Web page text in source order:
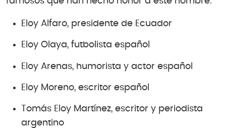
Eloy Alfaro, presidente de Ecuador
Eloy Olaya, futbolista español
Eloy Arenas, humorista y actor español
Eloy Moreno, escritor español
Tomás Eloy Martínez, escritor y periodista
argentino